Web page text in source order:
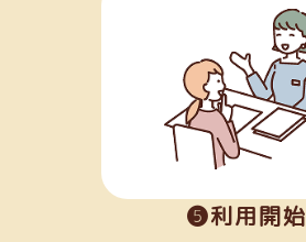
❺利用開始